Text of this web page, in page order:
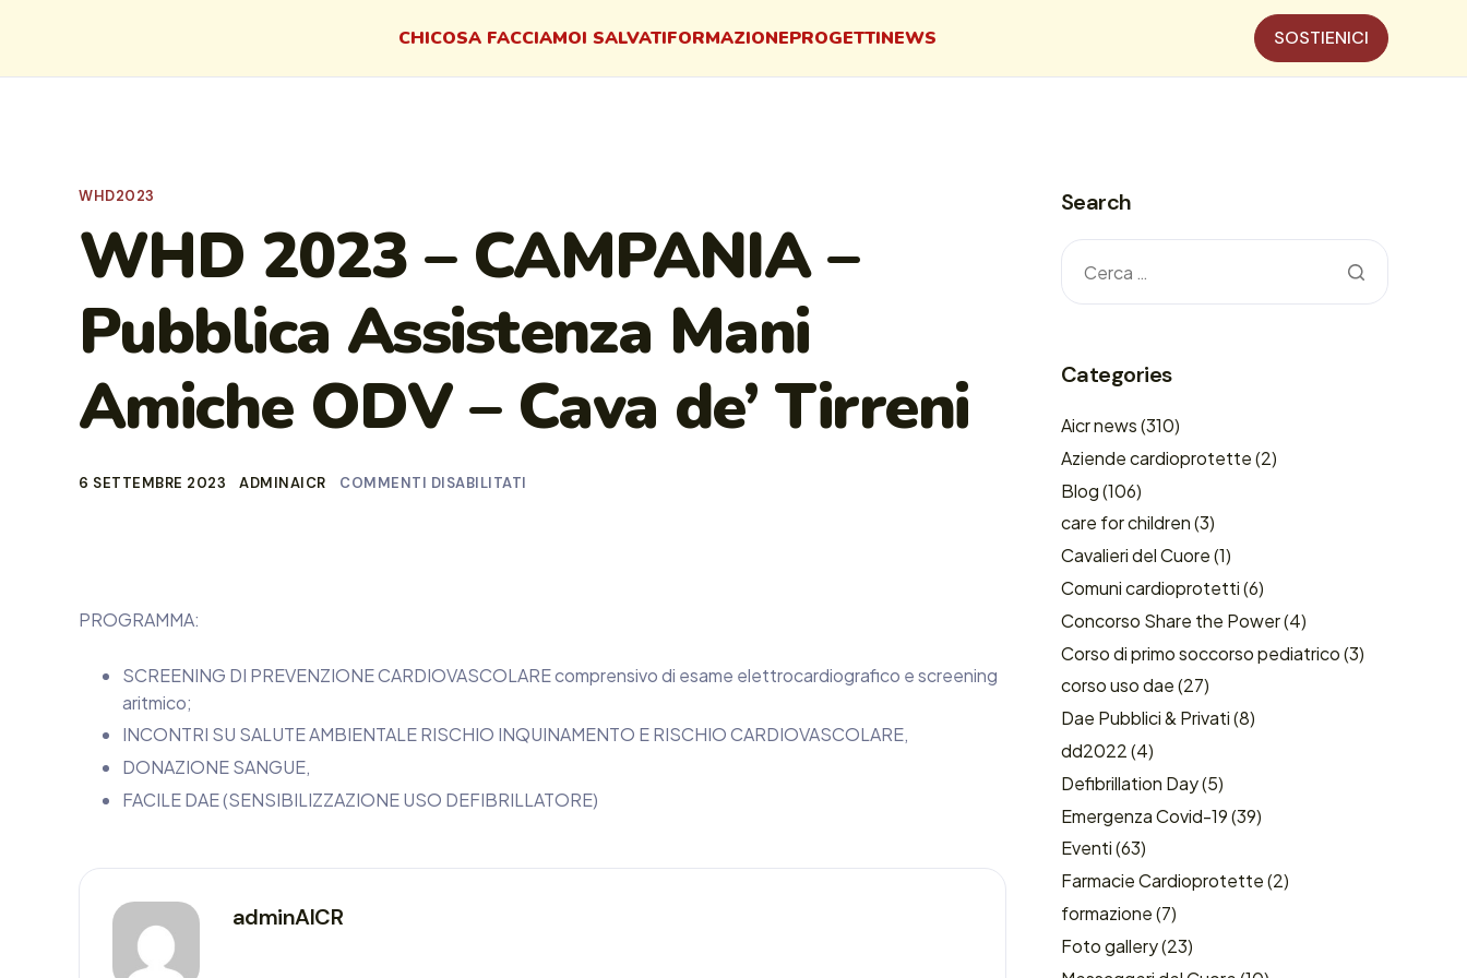
CHICOSA FACCIAMOI SALVATIFORMAZIONEPROGETTINEWS SOSTIENICI
WHD2023
WHD 2023 – CAMPANIA –
Pubblica Assistenza Mani
Amiche ODV – Cava de’ Tirreni
6 SETTEMBRE 2023 ADMINAICR COMMENTI DISABILITATI
PROGRAMMA:
SCREENING DI PREVENZIONE CARDIOVASCOLARE comprensivo di esame elettrocardiografico e screening
aritmico;
INCONTRI SU SALUTE AMBIENTALE RISCHIO INQUINAMENTO E RISCHIO CARDIOVASCOLARE,
DONAZIONE SANGUE,
FACILE DAE (SENSIBILIZZAZIONE USO DEFIBRILLATORE)
adminAICR
Search
Categories
Aicr news(310)
Aziende cardioprotette(2)
Blog(106)
care for children(3)
Cavalieri del Cuore(1)
Comuni cardioprotetti(6)
Concorso Share the Power(4)
Corso di primo soccorso pediatrico(3)
corso uso dae(27)
Dae Pubblici & Privati(8)
dd2022(4)
Defibrillation Day(5)
Emergenza Covid-19(39)
Eventi(63)
Farmacie Cardioprotette(2)
formazione(7)
Foto gallery(23)